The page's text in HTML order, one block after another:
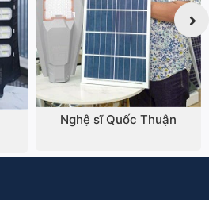
Nghệ sĩ Quốc Thuận